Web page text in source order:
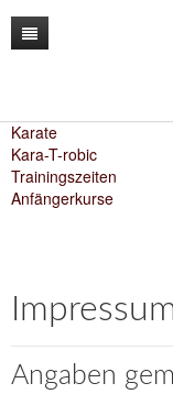
Unser Verein
Der Vorstand
Vereinszahlen
Termine
Unser Training
Trainingszeiten
Anfängerkurse
Archiv
Karate
Kara-T-robic
Trainingszeiten
Anfängerkurse
Angaben